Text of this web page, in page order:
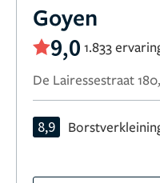
Goyen
9,0 1.833
De Lairessestraat
8,9